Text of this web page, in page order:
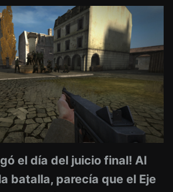
el día del juicio final! Al
batalla, parecía que el Eje